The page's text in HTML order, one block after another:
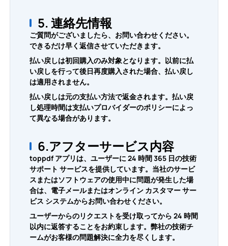
5. 連絡先情報
ご質問がございましたら、お問い合わせください。
できるだけ早く返信させていただきます。
払い戻しは初回購入のみ対象となります。以前に払
い戻しを行って後日再度購入された場合、払い戻し
は適用されません。
払い戻しは元の支払い方法で返金されます。払い戻
し処理時間は支払いプロバイダーのポリシーによっ
て異なる場合があります。
6.アフターサービス内容
toppdf アプリは、ユーザーに 24 時間 365 日の技術
サポート サービスを提供しています。当社のサービ
スまたはソフトウェアの使用中に問題が発生した場
合は、電子メールまたはオンライン カスタマー サー
ビス システムからお問い合わせください。
ユーザーからのリクエストを受け取ってから 24 時間
以内に返答することをお約束します。弊社の技術チ
ームがお客様の問題解決に全力を尽くします。